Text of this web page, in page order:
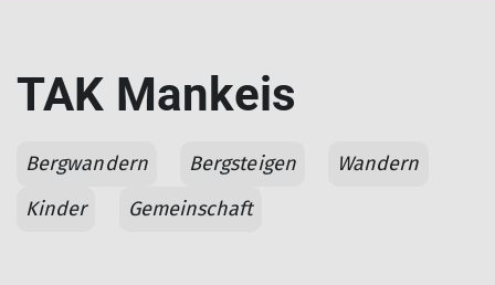
TAK Mankeis
Bergwandern Bergsteigen
Wandern
Kinder
Gemeinschaft